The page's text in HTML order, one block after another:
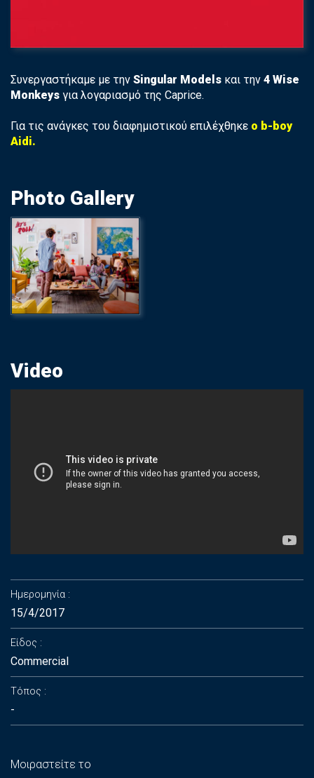
Συνεργαστήκαμε με την Singular Models και την 4 Wise
Monkeys για λογαριασμό της Caprice.
Για τις ανάγκες του διαφημιστικού επιλέχθηκε ο b-boy
Aidi.
Photo Gallery
Video
Ημερομηνία
15/4/2017
Είδος
Commercial
Τόπος
-
Μοιραστείτε το